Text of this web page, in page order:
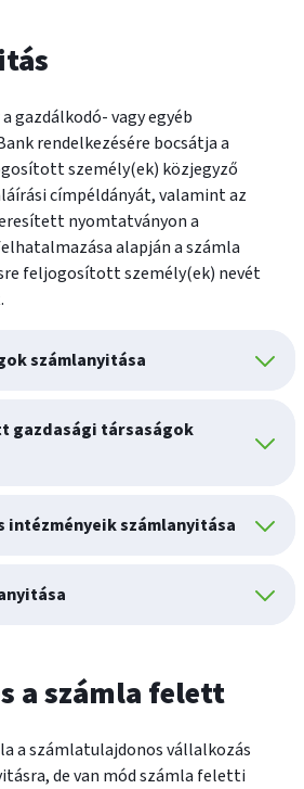
gazdálkodó- vagy egyéb
rendelkezésére bocsátja a
személy(ek) közjegyző
címpéldányát, valamint az
nyomtatványon a
alapján a számla
feljogosított személy(ek) nevét
számlanyitása
gazdasági társaságok
intézményeik számlanyitása
a számla felett
a számlatulajdonos vállalkozás
de van mód számla feletti